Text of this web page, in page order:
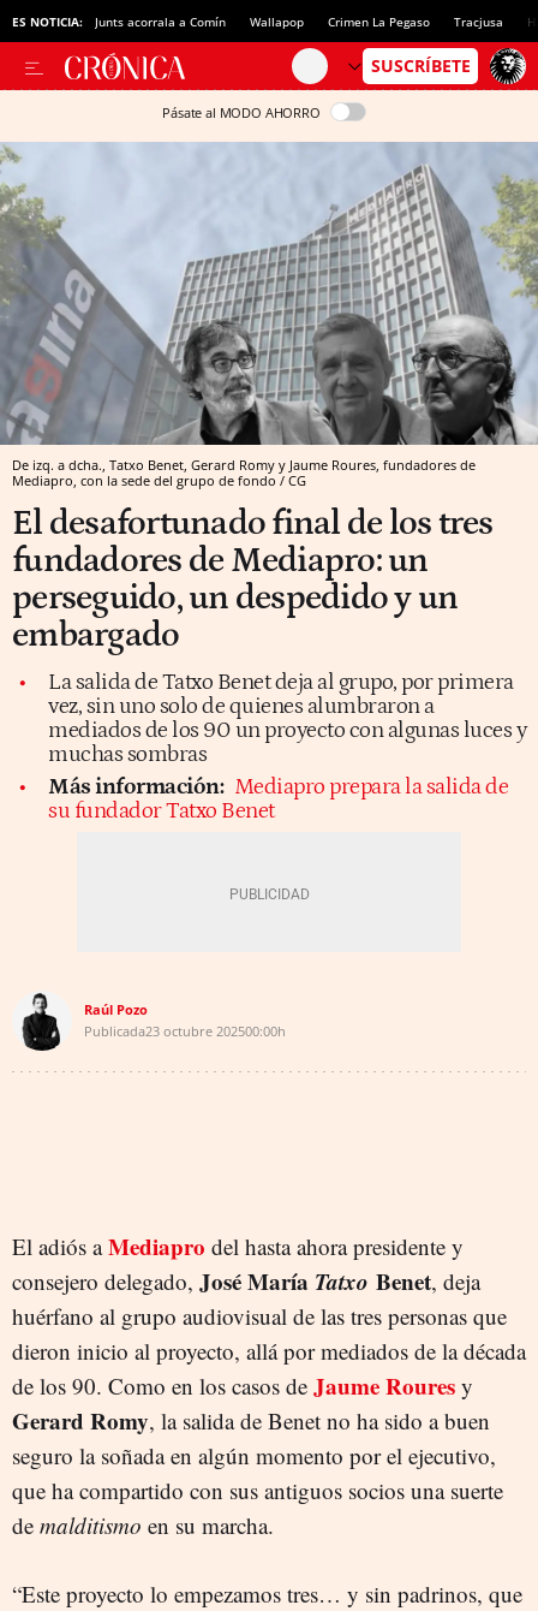
ES NOTICIA: Junts acorrala a Comín Wallapop Crimen La Pegaso Tracjusa
Pásate al MODO AHORRO
De izq. a dcha., Tatxo Benet, Gerard Romy y Jaume Roures, fundadores de
Mediapro, con la sede del grupo de fondo / CG
El desafortunado final de los tres
fundadores de Mediapro: un
perseguido, un despedido y un
embargado
La salida de Tatxo Benet deja al grupo, por primera
vez, sin uno solo de quienes alumbraron a
mediados de los 90 un proyecto con algunas luces y
muchas sombras
Más información: Mediapro prepara la salida de
su fundador Tatxo Benet
Raúl Pozo
Publicada23 octubre 202500:00h
El adiós aMediapro del hasta ahora presidente y
consejero delegado, José María Tatxo Benet, deja
huérfano al grupo audiovisual de las tres personas que
dieron inicio al proyecto, allá por mediados de la década
de los 90. Como en los casos de Jaume Roures y
Gerard Romy, la salida de Benet no ha sido a buen
seguro la soñada en algún momento por el ejecutivo,
que ha compartido con sus antiguos socios una suerte
de malditismo en su marcha.
“Este proyecto lo empezamos tres… y sin padrinos, que